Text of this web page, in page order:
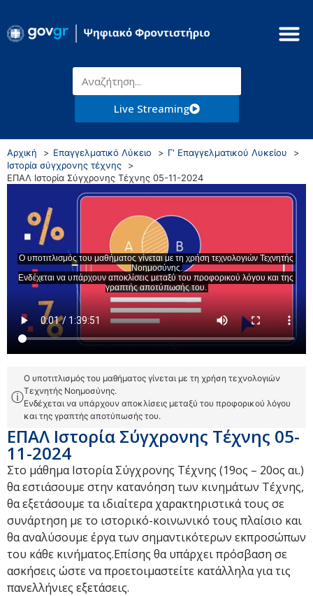
Live Streaming
Αρχική Επαγγελματικό Λύκειο
Γ' Επαγγελματικού Λυκείου
Ιστορία σύγχρονης τέχνης
ΕΠΑΛ Ιστορία Σύγχρονης Τέχνης 05-11-2024
ⓘ
Ο υποτιτλισμός του μαθήματος γίνεται με τη χρήση τεχνολογιών
Τεχνητής Νοημοσύνης.
Ενδέχεται να υπάρχουν αποκλίσεις μεταξύ του προφορικού λόγου
και της γραπτής αποτύπωσής του.
ΕΠΑΛ Ιστορία Σύγχρονης Τέχνης 05-
11-2024
Στο μάθημα Ιστορία Σύγχρονης Τέχνης (19ος – 20ος αι.)
θα εστιάσουμε στην κατανόηση των κινημάτων Τέχνης,
θα εξετάσουμε τα ιδιαίτερα χαρακτηριστικά τους σε
συνάρτηση με το ιστορικό-κοινωνικό τους πλαίσιο και
θα αναλύσουμε έργα των σημαντικότερων εκπροσώπων
του κάθε κινήματος.Επίσης θα υπάρχει πρόσβαση σε
ασκήσεις ώστε να προετοιμαστείτε κατάλληλα για τις
πανελλήνιες εξετάσεις.